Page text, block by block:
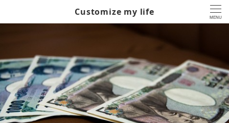
Customize my life
MENU